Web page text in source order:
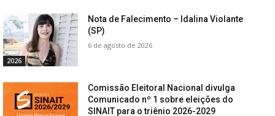
2026
Nota de Falecimento – Idalina Violante
(SP)
6 de agosto de 2026
Comissão Eleitoral Nacional divulga
Comunicado nº 1 sobre eleições do
SINAIT para o triênio 2026-2029